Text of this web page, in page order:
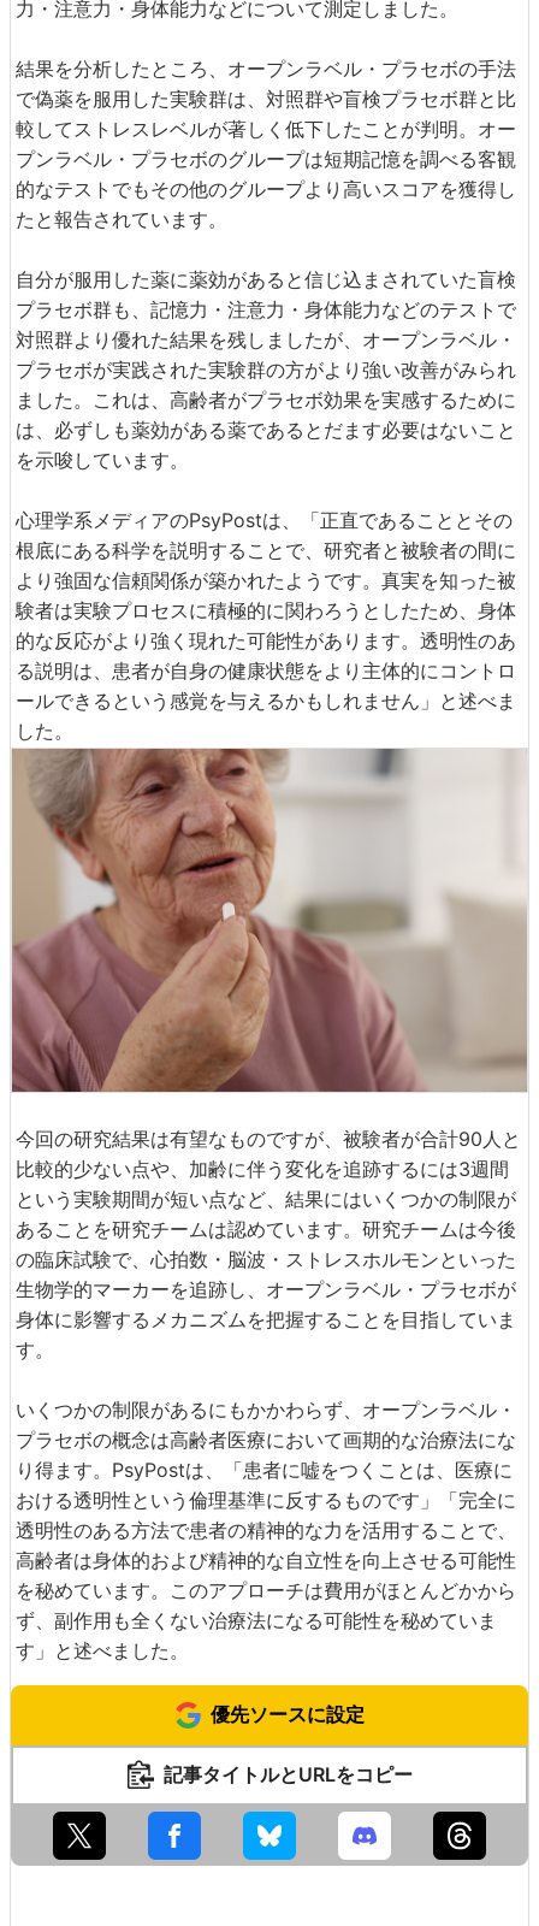
力・注意力・身体能力などについて測定しました。
結果を分析したところ、オープンラベル・プラセボの手法
で偽薬を服用した実験群は、対照群や盲検プラセボ群と比
較してストレスレベルが著しく低下したことが判明。オー
プンラベル・プラセボのグループは短期記憶を調べる客観
的なテストでもその他のグループより高いスコアを獲得し
たと報告されています。
自分が服用した薬に薬効があると信じ込まされていた盲検
プラセボ群も、記憶力・注意力・身体能力などのテストで
対照群より優れた結果を残しましたが、オープンラベル・
プラセボが実践された実験群の方がより強い改善がみられ
ました。これは、高齢者がプラセボ効果を実感するために
は、必ずしも薬効がある薬であるとだます必要はないこと
を示唆しています。
心理学系メディアのPsyPostは、「正直であることとその
根底にある科学を説明することで、研究者と被験者の間に
より強固な信頼関係が築かれたようです。真実を知った被
験者は実験プロセスに積極的に関わろうとしたため、身体
的な反応がより強く現れた可能性があります。透明性のあ
る説明は、患者が自身の健康状態をより主体的にコントロ
ールできるという感覚を与えるかもしれません」と述べま
した。
今回の研究結果は有望なものですが、被験者が合計90人と
比較的少ない点や、加齢に伴う変化を追跡するには3週間
という実験期間が短い点など、結果にはいくつかの制限が
あることを研究チームは認めています。研究チームは今後
の臨床試験で、心拍数・脳波・ストレスホルモンといった
生物学的マーカーを追跡し、オープンラベル・プラセボが
身体に影響するメカニズムを把握することを目指していま
す。
いくつかの制限があるにもかかわらず、オープンラベル・
プラセボの概念は高齢者医療において画期的な治療法にな
り得ます。PsyPostは、「患者に嘘をつくことは、医療に
おける透明性という倫理基準に反するものです」「完全に
透明性のある方法で患者の精神的な力を活用することで、
高齢者は身体的および精神的な自立性を向上させる可能性
を秘めています。このアプローチは費用がほとんどかから
ず、副作用も全くない治療法になる可能性を秘めていま
す」と述べました。
優先ソースに設定
記事タイトルとURLをコピー